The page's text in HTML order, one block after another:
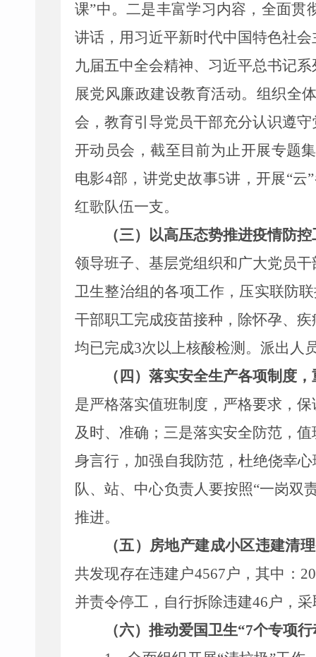
课”中。二是丰富学习内容，全面
讲话，用习近平新时代中国特色社
九届五中全会精神、习近平总书记
展党风廉政建设教育活动。组织全
会，教育引导党员干部充分认识遵守
开动员会，截至目前为止开展专题
电影4部，讲党史故事5讲，开展“
红歌队伍一支。
（三）以高压态势推进疫情防
领导班子、基层党组织和广大党员
卫生整治组的各项工作，压实联防
干部职工完成疫苗接种，除怀孕、
均已完成3次以上核酸检测。派出人
（四）落实安全生产各项制度
是严格落实值班制度，严格要求，
及时、准确；三是落实安全防范，
身言行，加强自我防范，杜绝侥幸
队、站、中心负责人要按照“一岗双
推进。
（五）房地产建成小区违建清
共发现存在违建户4567户，其中 ：
并责令停工，自行拆除违建46户，
（六）推动爱国卫生“7个专项